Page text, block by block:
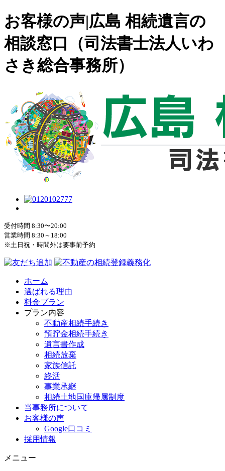
お客様の声|広島 相続遺言の
相談窓口（司法書士法人いわ
さき総合事務所）
受付時間 8:30〜20:00
営業時間 8:30～18:00
※土日祝・時間外は要事前予約
ホーム
選ばれる理由
料金プラン
プラン内容
不動産相続手続き
預貯金相続手続き
遺言書作成
相続放棄
家族信託
終活
事業承継
相続土地国庫帰属制度
当事務所について
お客様の声
Google口コミ
採用情報
メニュー